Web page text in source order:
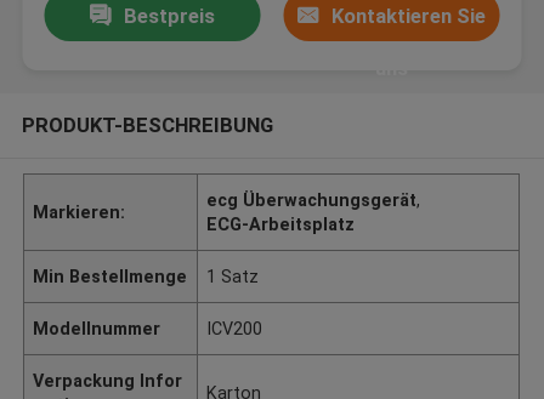
Bestpreis Kontaktieren Sie
PRODUKT-BESCHREIBUNG
Markieren:
ecg Überwachungsgerät,
ECG-Arbeitsplatz
Min Bestellmenge 1 Satz
Modellnummer ICV200
Verpackung Infor
Karton